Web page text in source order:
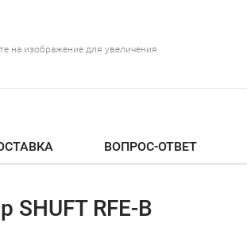
на изображение для увеличения
ВОПРОС-ОТВЕТ
SHUFT RFE-B